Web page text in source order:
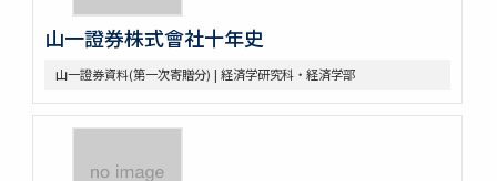
山一證券株式會社十年史
山一證券資料(第一次寄贈分) | 経済学研究科・経済学部